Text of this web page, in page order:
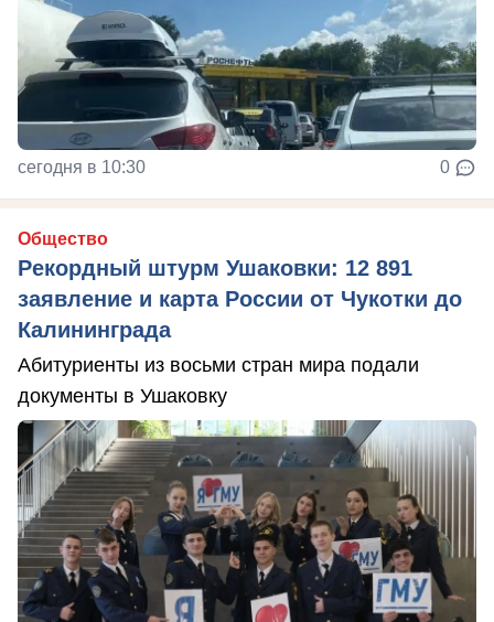
сегодня в 10:30 0
Общество
Рекордный штурм Ушаковки: 12 891
заявление и карта России от Чукотки до
Калининграда
Абитуриенты из восьми стран мира подали
документы в Ушаковку